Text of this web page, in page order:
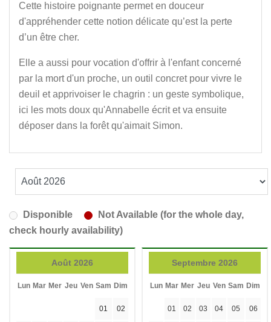
Cette histoire poignante permet en douceur
d'appréhender cette notion délicate qu’est la perte
d’un être cher.
Elle a aussi pour vocation d'offrir à l'enfant concerné
par la mort d'un proche, un outil concret pour vivre le
deuil et apprivoiser le chagrin : un geste symbolique,
ici les mots doux qu'Annabelle écrit et va ensuite
déposer dans la forêt qu'aimait Simon.
Disponible
Not Available (for the whole day,
check hourly availability)
Août 2026
Lun Mar Mer Jeu Ven Sam Dim
01 02
Septembre 2026
Lun Mar Mer Jeu Ven Sam Dim
01 02 03 04 05 06